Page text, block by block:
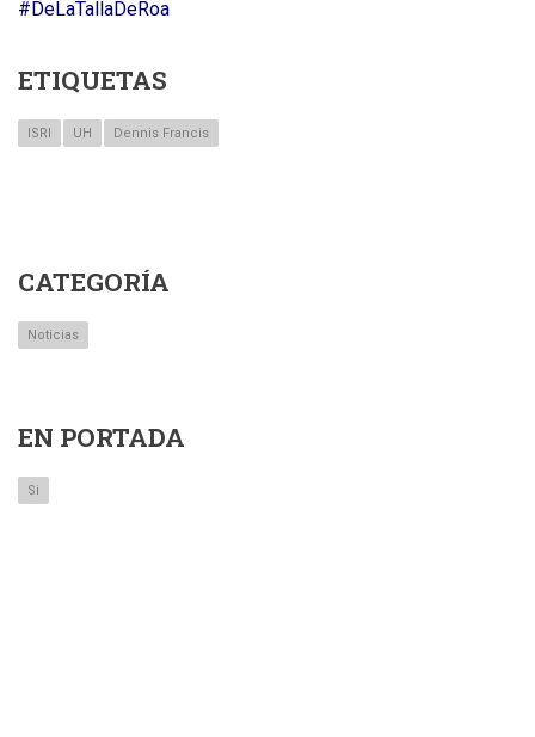
#DeLaTallaDeRoa
ETIQUETAS
ISRI UH Dennis Francis
CATEGORÍA
Noticias
EN PORTADA
Si